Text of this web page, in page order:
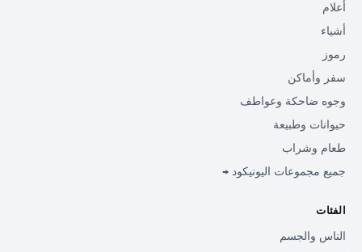
أعلام
أشياء
رموز
سفر وأماكن
وجوه ضاحكة وعواطف
حيوانات وطبيعة
طعام وشراب
جميع مجموعات اليونيكود →
الفئات
الناس والجسم